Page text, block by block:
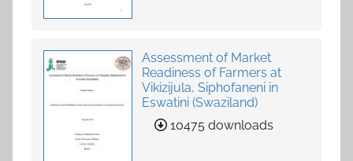
Assessment of Market
Readiness of Farmers at
Vikizijula, Siphofaneni in
Eswatini (Swaziland)
10475 downloads